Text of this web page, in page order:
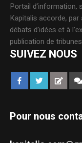
Portail d’information,
Kapitalis accorde,
débats d’idées et à
publication de
SUIVEZ NOUS
Pour nous